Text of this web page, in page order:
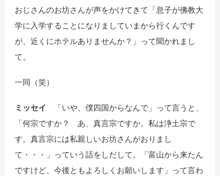
おじさんのお坊さんが声をかけてきて「息子が佛教大
学に入学することになりましていまから行くんです
が、近くにホテルありませんか？」って聞かれまし
て。
一同 （笑）
ミッセイ
「いや、僕四国からなんで」って言うと、
「何宗ですか？ あ、真言宗ですか。私は浄土宗で
す。真言宗には私親しいお坊さんがおりまし
て・・・」っていう話をしだして。「富山から来たん
ですけど、今後ともよろしくお願いします」って言わ